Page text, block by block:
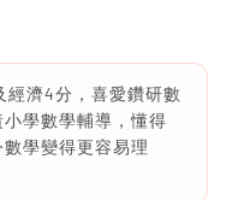
濟4分，喜愛鑽研數
學數學輔導，懂得
學變得更容易理